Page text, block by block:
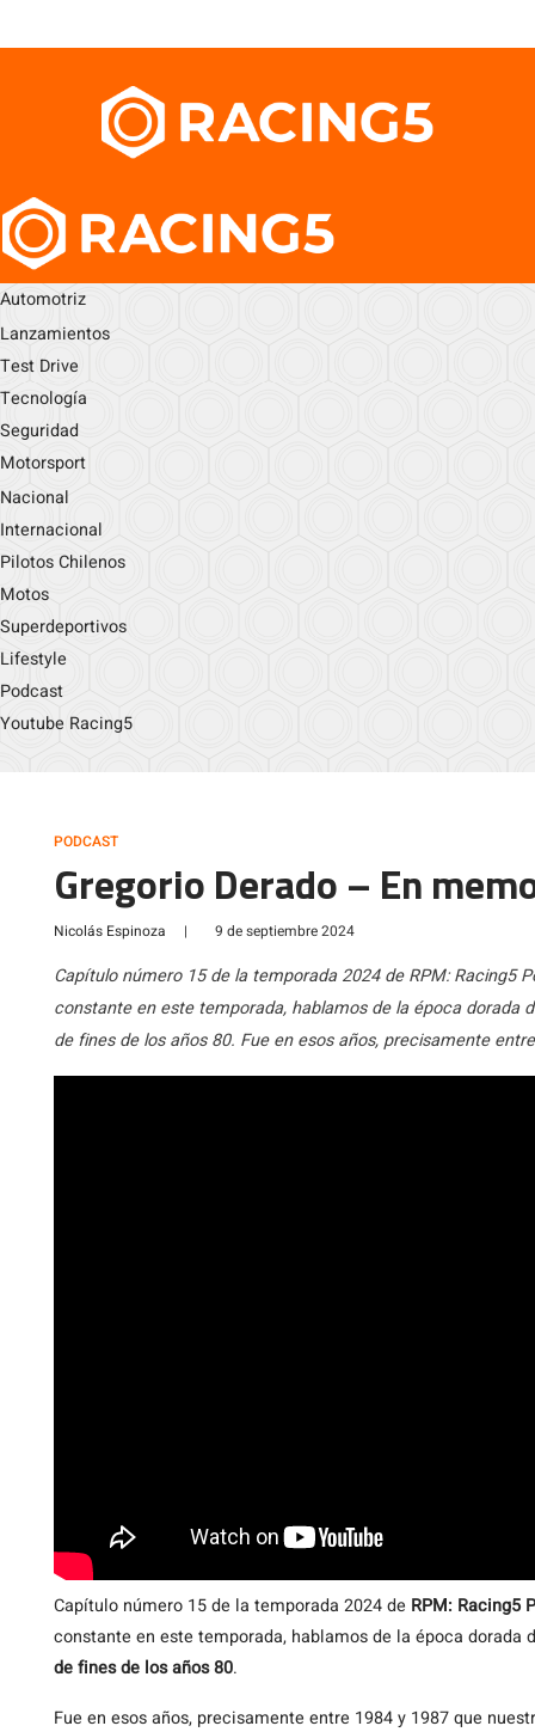
Automotriz
Lanzamientos
Test Drive
Tecnología
Seguridad
Motorsport
Nacional
Internacional
Pilotos Chilenos
Motos
Superdeportivos
Lifestyle
Podcast
Youtube Racing5
PODCAST
Gregorio Derado – En
Nicolás Espinoza | 9 de septiembre 2024
Capítulo número 15 de la temporada 2024 de RPM: Racing5
constante en este temporada, hablamos de la época dorada
de fines de los años 80. Fue en esos años, precisamente
Capítulo número 15 de la temporada 2024 de RPM: Racing5
constante en este temporada, hablamos de la época
de fines de los años 80.
Fue en esos años, precisamente entre 1984 y 1987 que